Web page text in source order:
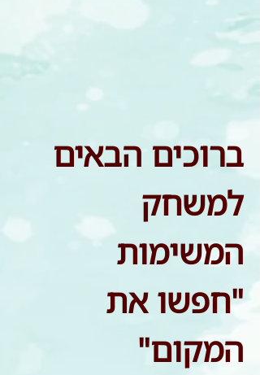
ברוכים הבאים
למשחק
המשימות
"חפשו את
המקום"